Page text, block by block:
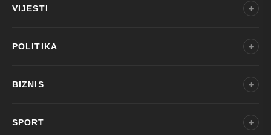
VIJESTI
POLITIKA
BIZNIS
SPORT